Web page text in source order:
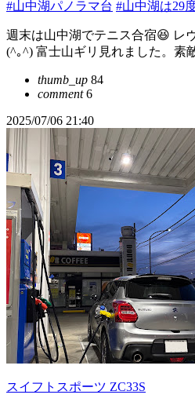
#山中湖パノラマ台 #山中湖は29
週末は山中湖でテニス合宿😆 レ
(^｡^) 富士山ギリ見れました。素
thumb_up 84
comment6
2025/07/06 21:40
スイフトスポーツ ZC33S